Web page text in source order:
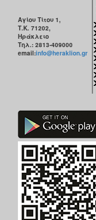
Αγίου Τίτου 1,
Τ.Κ. 71202,
Ηράκλειο
Τηλ.: 2813-409000
email:info@heraklion.gr